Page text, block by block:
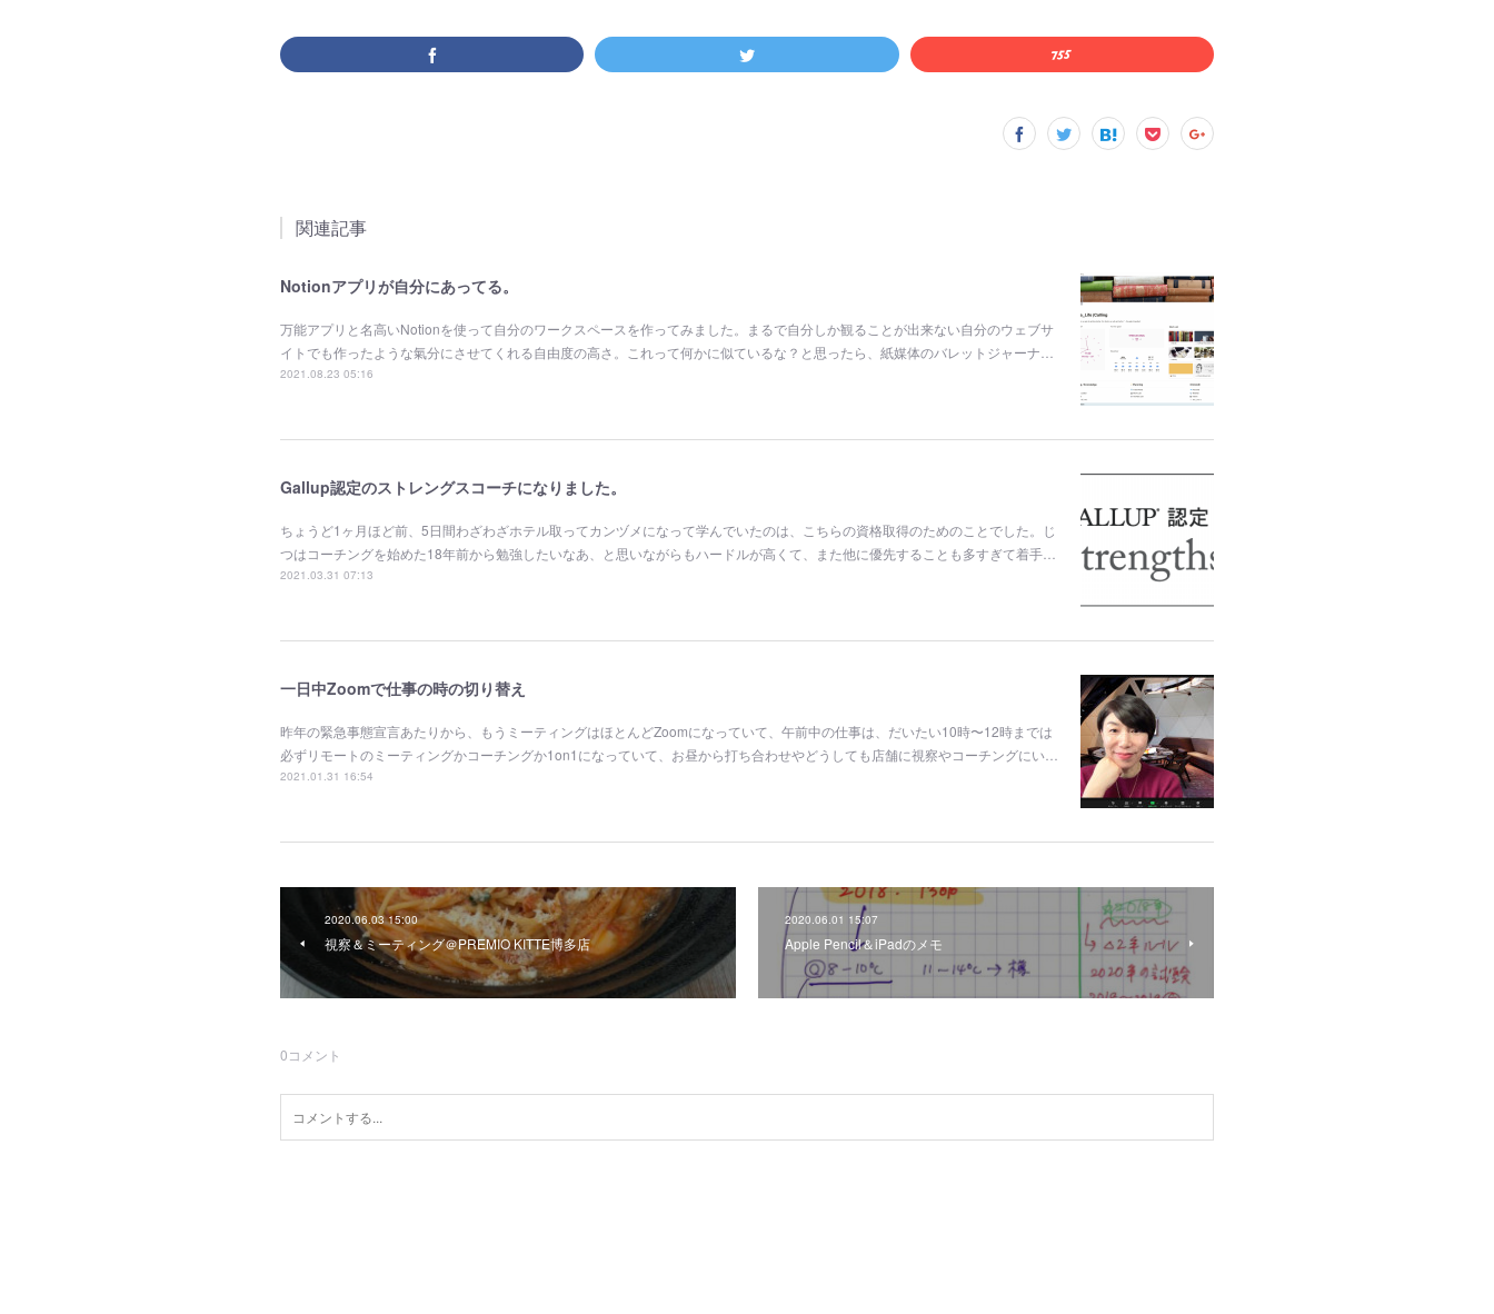
関連記事
Notionアプリが自分にあってる。
万能アプリと名高いNotionを使って自分のワークスペースを作ってみました。まるで自分しか観ることが出来ない自分のウェブサ
イトでも作ったような氣分にさせてくれる自由度の高さ。これって何かに似ているな？と思ったら、紙媒体のバレットジャーナ…
2021.08.23 05:16
Gallup認定のストレングスコーチになりました。
ちょうど1ヶ月ほど前、5日間わざわざホテル取ってカンヅメになって学んでいたのは、こちらの資格取得のためのことでした。じ
つはコーチングを始めた18年前から勉強したいなあ、と思いながらもハードルが高くて、また他に優先することも多すぎて着手…
2021.03.31 07:13
一日中Zoomで仕事の時の切り替え
昨年の緊急事態宣言あたりから、もうミーティングはほとんどZoomになっていて、午前中の仕事は、だいたい10時〜12時までは
必ずリモートのミーティングかコーチングか1on1になっていて、お昼から打ち合わせやどうしても店舗に視察やコーチングにい…
2021.01.31 16:54
2020.06.03 15:00
視察＆ミーティング＠PREMIO KITTE博多店
2020.06.01 15:07
Apple Pencil＆iPadのメモ
0コメント